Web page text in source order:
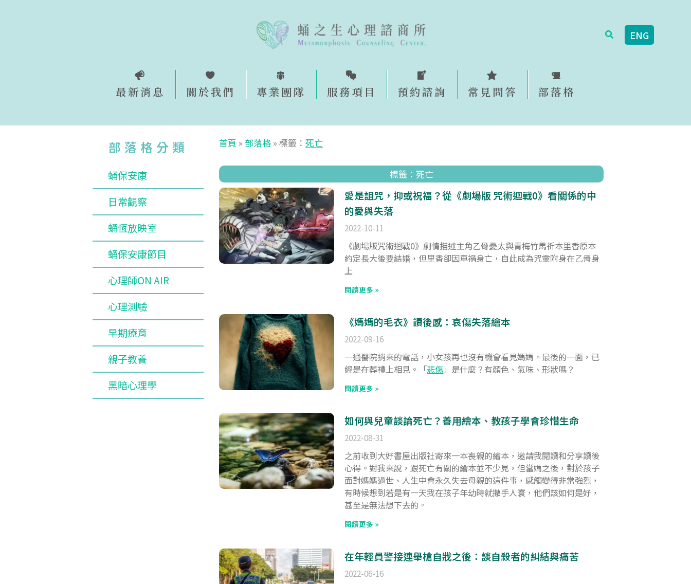
搜
ENG
最新消息 關於我們 專業團隊 服務項目 預約諮詢​ 常見問答 部落格
部落格分類
蛹保安康
日常觀察
蛹恆放映室
蛹保安康節目
心理師ON AIR
心理測驗
早期療育
親子教養
黑暗心理學
首頁 » 部落格 » 標籤： 死亡
標籤：死亡
愛是詛咒，抑或祝福？從《劇場版 咒術迴戰0》看關係的中
的愛與失落
2022-10-11
《劇場版咒術迴戰0》劇情描述主角乙骨憂太與青梅竹馬祈本里香原本
約定長大後要結婚，但里香卻因車禍身亡，自此成為咒靈附身在乙骨身
上
閱讀更多 »
《媽媽的毛衣》讀後感：哀傷失落繪本
2022-09-16
一通醫院捎來的電話，小女孩再也沒有機會看見媽媽。最後的一面，已
經是在葬禮上相見。「悲傷 」是什麼？有顏色、氣味、形狀嗎？
閱讀更多 »
如何與兒童談論死亡？善用繪本、教孩子學會珍惜生命
2022-08-31
之前收到大好書屋出版社寄來一本喪親的繪本，邀請我閱讀和分享讀後
心得。對我來說，跟死亡有關的繪本並不少見，但當媽之後，對於孩子
面對媽媽過世、人生中會永久失去母親的這件事，感觸變得非常強烈，
有時候想到若是有一天我在孩子年幼時就撒手人寰，他們該如何是好，
甚至是無法想下去的。
閱讀更多 »
在年輕員警接連舉槍自戕之後：談自殺者的糾結與痛苦
2022-06-16